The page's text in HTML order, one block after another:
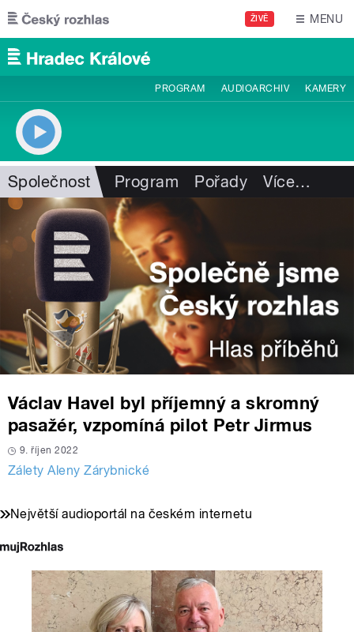
Přejít k hlavnímu obsahu
ŽIVĚ MENU
PROGRAM AUDIOARCHIV KAMERY
Společnost Program Pořady Více…
Václav Havel byl příjemný a skromný
pasažér, vzpomíná pilot Petr Jirmus
9. říjen 2022
Zálety Aleny Zárybnické
Největší audioportál na českém internetu